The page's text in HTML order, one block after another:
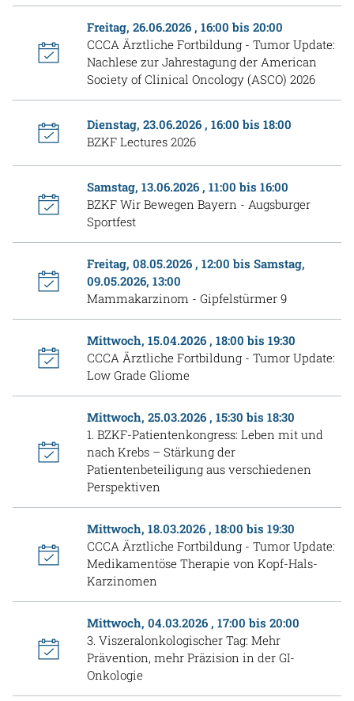
Freitag, 26.06.2026 , 16:00 bis 20:00
CCCA Ärztliche Fortbildung - Tumor Update:
Nachlese zur Jahrestagung der American
Society of Clinical Oncology (ASCO) 2026
Dienstag, 23.06.2026 , 16:00 bis 18:00
BZKF Lectures 2026
Samstag, 13.06.2026 , 11:00 bis 16:00
BZKF Wir Bewegen Bayern - Augsburger
Sportfest
Freitag, 08.05.2026 , 12:00 bis Samstag,
09.05.2026, 13:00
Mammakarzinom - Gipfelstürmer 9
Mittwoch, 15.04.2026 , 18:00 bis 19:30
CCCA Ärztliche Fortbildung - Tumor Update:
Low Grade Gliome
Mittwoch, 25.03.2026 , 15:30 bis 18:30
1. BZKF-Patientenkongress: Leben mit und
nach Krebs – Stärkung der
Patientenbeteiligung aus verschiedenen
Perspektiven
Mittwoch, 18.03.2026 , 18:00 bis 19:30
CCCA Ärztliche Fortbildung - Tumor Update:
Medikamentöse Therapie von Kopf-Hals-
Karzinomen
Mittwoch, 04.03.2026 , 17:00 bis 20:00
3. Viszeralonkologischer Tag: Mehr
Prävention, mehr Präzision in der GI-
Onkologie